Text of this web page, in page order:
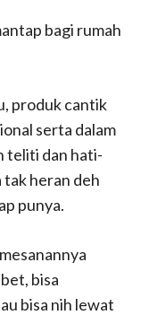
bagi rumah
produk cantik
serta dalam
teliti dan hati-
tak heran deh
punya.
bisa
bisa nih lewat